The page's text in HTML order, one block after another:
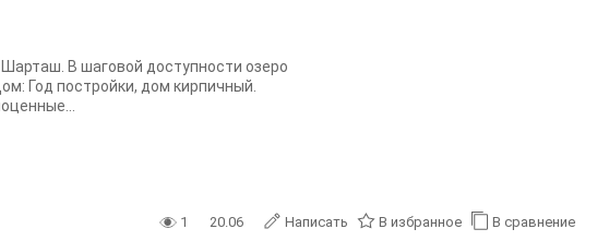
В шаговой доступности озеро
Год постройки, дом кирпичный.
1 20.06 Написать В избранное В сравнение